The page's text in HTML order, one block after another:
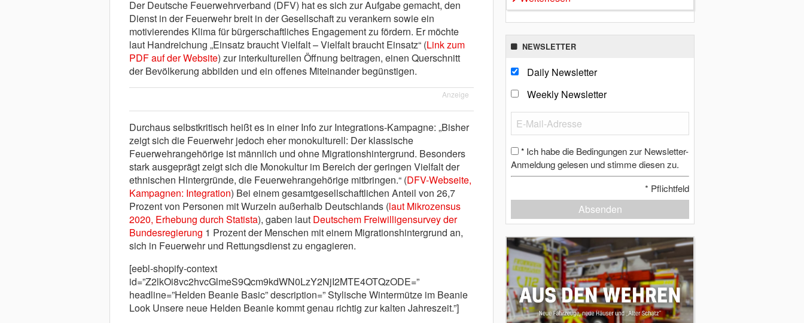
Der Deutsche Feuerwehrverband (DFV) hat es sich zur Aufgabe gemacht, den
Dienst in der Feuerwehr breit in der Gesellschaft zu verankern sowie ein
motivierendes Klima für bürgerschaftliches Engagement zu fördern. Er möchte
laut Handreichung „Einsatz braucht Vielfalt – Vielfalt braucht Einsatz“ (Link zum
PDF auf der Website) zur interkulturellen Öffnung beitragen, einen Querschnitt
der Bevölkerung abbilden und ein offenes Miteinander begünstigen.
Anzeige
Durchaus selbstkritisch heißt es in einer Info zur Integrations-Kampagne: „Bisher
zeigt sich die Feuerwehr jedoch eher monokulturell: Der klassische
Feuerwehrangehörige ist männlich und ohne Migrationshintergrund. Besonders
stark ausgeprägt zeigt sich die Monokultur im Bereich der geringen Vielfalt der
ethnischen Hintergründe, die Feuerwehrangehörige mitbringen.“ (DFV-Webseite,
Kampagnen: Integration) Bei einem gesamtgesellschaftlichen Anteil von 26,7
Prozent von Personen mit Wurzeln außerhalb Deutschlands (laut Mikrozensus
2020, Erhebung durch Statista), gaben laut Deutschem Freiwilligensurvey der
Bundesregierung 1 Prozent der Menschen mit einem Migrationshintergrund an,
sich in Feuerwehr und Rettungsdienst zu engagieren.
[eebl-shopify-context
id=”Z2lkOi8vc2hvcGlmeS9Qcm9kdWN0LzY2NjI2MTE4OTQzODE=”
headline=”Helden Beanie Basic” description=” Stylische Wintermütze im Beanie
Look Unsere neue Helden Beanie kommt genau richtig zur kalten Jahreszeit.”]
NEWSLETTER
Daily Newsletter
Weekly Newsletter
* Ich habe die Bedingungen zur Newsletter-
Anmeldung gelesen und stimme diesen zu.
* Pflichtfeld
Absenden